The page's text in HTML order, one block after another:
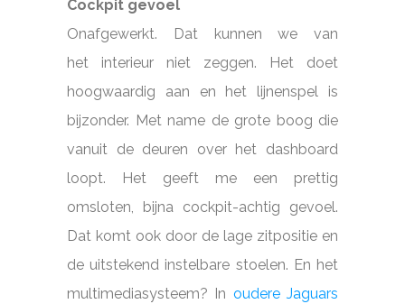
Cockpit gevoel
Onafgewerkt. Dat kunnen we van
het interieur niet zeggen. Het doet
hoogwaardig aan en het lijnenspel is
bijzonder. Met name de grote boog die
vanuit de deuren over het dashboard
loopt. Het geeft me een prettig
omsloten, bijna cockpit-achtig gevoel.
Dat komt ook door de lage zitpositie en
de uitstekend instelbare stoelen. En het
multimediasysteem? In oudere Jaguars